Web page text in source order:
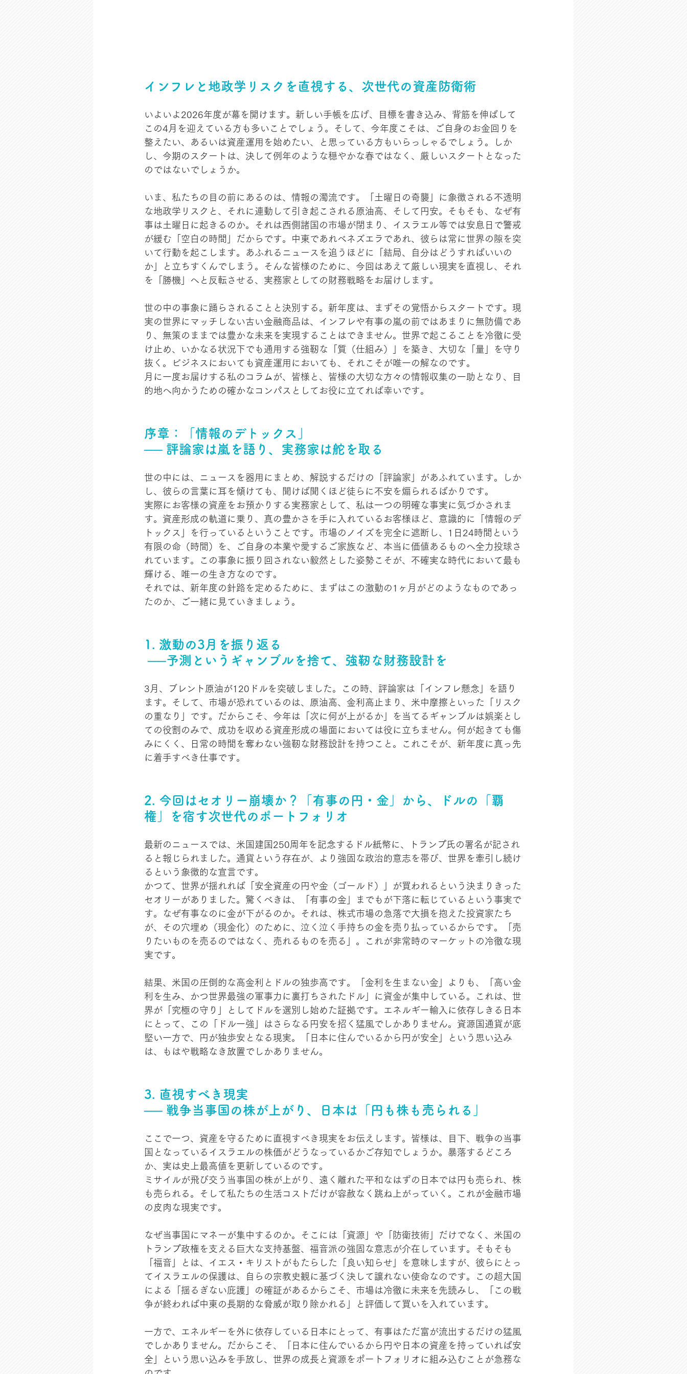
インフレと地政学リスクを直視する、次世代の資産防衛術
いよいよ2026年度が幕を開けます。新しい手帳を広げ、目標を書き込み、背筋を伸ばして
この4月を迎えている方も多いことでしょう。そして、今年度こそは、ご自身のお金回りを
整えたい、あるいは資産運用を始めたい、と思っている方もいらっしゃるでしょう。しか
し、今期のスタートは、決して例年のような穏やかな春ではなく、厳しいスタートとなった
のではないでしょうか。
いま、私たちの目の前にあるのは、情報の濁流です。「土曜日の奇襲」に象徴される不透明
な地政学リスクと、それに連動して引き起こされる原油高、そして円安。そもそも、なぜ有
事は土曜日に起きるのか。それは西側諸国の市場が閉まり、イスラエル等では安息日で警戒
が緩む「空白の時間」だからです。中東であれベネズエラであれ、彼らは常に世界の隙を突
いて行動を起こします。あふれるニュースを追うほどに「結局、自分はどうすればいいの
か」と立ちすくんでしまう。そんな皆様のために、今回はあえて厳しい現実を直視し、それ
を「勝機」へと反転させる、実務家としての財務戦略をお届けします。
世の中の事象に踊らされることと決別する。新年度は、まずその覚悟からスタートです。現
実の世界にマッチしない古い金融商品は、インフレや有事の嵐の前ではあまりに無防備であ
り、無策のままでは豊かな未来を実現することはできません。世界で起こることを冷徹に受
け止め、いかなる状況下でも通用する強靭な「質（仕組み）」を築き、大切な「量」を守り
抜く。ビジネスにおいても資産運用においても、それこそが唯一の解なのです。
月に一度お届けする私のコラムが、皆様と、皆様の大切な方々の情報収集の一助となり、目
的地へ向かうための確かなコンパスとしてお役に立てれば幸いです。
序章：「情報のデトックス」
── 評論家は嵐を語り、実務家は舵を取る
世の中には、ニュースを器用にまとめ、解説するだけの「評論家」があふれています。しか
し、彼らの言葉に耳を傾けても、聞けば聞くほど徒らに不安を煽られるばかりです。
実際にお客様の資産をお預かりする実務家として、私は一つの明確な事実に気づかされま
す。資産形成の軌道に乗り、真の豊かさを手に入れているお客様ほど、意識的に「情報のデ
トックス」を行っているということです。市場のノイズを完全に遮断し、1日24時間という
有限の命（時間）を、ご自身の本業や愛するご家族など、本当に価値あるものへ全力投球さ
れています。この事象に振り回されない毅然とした姿勢こそが、不確実な時代において最も
輝ける、唯一の生き方なのです。
それでは、新年度の針路を定めるために、まずはこの激動の1ヶ月がどのようなものであっ
たのか、ご一緒に見ていきましょう。
1. 激動の3月を振り返る
──予測というギャンブルを捨て、強靭な財務設計を
3月、ブレント原油が120ドルを突破しました。この時、評論家は「インフレ懸念」を語り
ます。そして、市場が恐れているのは、原油高、金利高止まり、米中摩擦といった「リスク
の重なり」です。だからこそ、今年は「次に何が上がるか」を当てるギャンブルは娯楽とし
ての役割のみで、成功を収める資産形成の場面においては役に立ちません。何が起きても傷
みにくく、日常の時間を奪わない強靭な財務設計を持つこと。これこそが、新年度に真っ先
に着手すべき仕事です。
2. 今回はセオリー崩壊か？「有事の円・金」から、ドルの「覇
権」を宿す次世代のポートフォリオ
最新のニュースでは、米国建国250周年を記念するドル紙幣に、トランプ氏の署名が記され
ると報じられました。通貨という存在が、より強固な政治的意志を帯び、世界を牽引し続け
るという象徴的な宣言です。
かつて、世界が揺れれば「安全資産の円や金（ゴールド）」が買われるという決まりきった
セオリーがありました。驚くべきは、「有事の金」までもが下落に転じているという事実で
す。なぜ有事なのに金が下がるのか。それは、株式市場の急落で大損を抱えた投資家たち
が、その穴埋め（現金化）のために、泣く泣く手持ちの金を売り払っているからです。「売
りたいものを売るのではなく、売れるものを売る」。これが非常時のマーケットの冷徹な現
実です。
結果、米国の圧倒的な高金利とドルの独歩高です。「金利を生まない金」よりも、「高い金
利を生み、かつ世界最強の軍事力に裏打ちされたドル」に資金が集中している。これは、世
界が「究極の守り」としてドルを選別し始めた証拠です。エネルギー輸入に依存しきる日本
にとって、この「ドル一強」はさらなる円安を招く猛風でしかありません。資源国通貨が底
堅い一方で、円が独歩安となる現実。「日本に住んでいるから円が安全」という思い込み
は、もはや戦略なき放置でしかありません。
3. 直視すべき現実
── 戦争当事国の株が上がり、日本は「円も株も売られる」
ここで一つ、資産を守るために直視すべき現実をお伝えします。皆様は、目下、戦争の当事
国となっているイスラエルの株価がどうなっているかご存知でしょうか。暴落するどころ
か、実は史上最高値を更新しているのです。
ミサイルが飛び交う当事国の株が上がり、遠く離れた平和なはずの日本では円も売られ、株
も売られる。そして私たちの生活コストだけが容赦なく跳ね上がっていく。これが金融市場
の皮肉な現実です。
なぜ当事国にマネーが集中するのか。そこには「資源」や「防衛技術」だけでなく、米国の
トランプ政権を支える巨大な支持基盤、福音派の強固な意志が介在しています。そもそも
「福音」とは、イエス・キリストがもたらした「良い知らせ」を意味しますが、彼らにとっ
てイスラエルの保護は、自らの宗教史観に基づく決して譲れない使命なのです。この超大国
による「揺るぎない庇護」の確証があるからこそ、市場は冷徹に未来を先読みし、「この戦
争が終われば中東の長期的な脅威が取り除かれる」と評価して買いを入れています。
一方で、エネルギーを外に依存している日本にとって、有事はただ富が流出するだけの猛風
でしかありません。だからこそ、「日本に住んでいるから円や日本の資産を持っていれば安
全」という思い込みを手放し、世界の成長と資源をポートフォリオに組み込むことが急務な